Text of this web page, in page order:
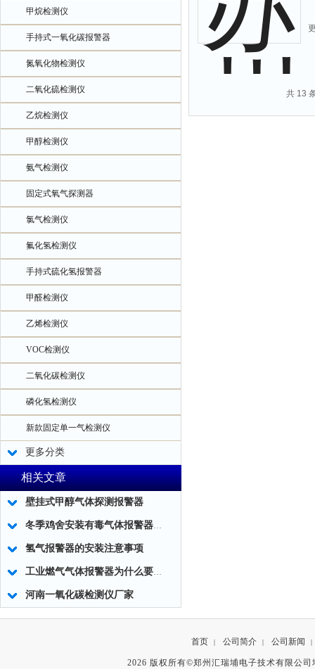
甲烷检测仪
手持式一氧化碳报警器
氮氧化物检测仪
二氧化硫检测仪
乙烷检测仪
甲醇检测仪
氨气检测仪
固定式氧气探测器
氯气检测仪
氟化氢检测仪
手持式硫化氢报警器
甲醛检测仪
乙烯检测仪
VOC检测仪
二氧化碳检测仪
磷化氢检测仪
新款固定单一气检测仪
更多分类
相关文章
壁挂式甲醇气体探测报警器
冬季鸡舍安装有毒气体报警器的必要性
氢气报警器的安装注意事项
工业燃气气体报警器为什么要设置二级报警
河南一氧化碳检测仪厂家
共 13
首页 | 公司简介 | 公司新闻 |
2026 版权所有©郑州汇瑞埔电子技术有限公